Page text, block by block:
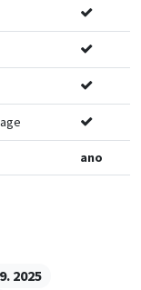
ano
2025